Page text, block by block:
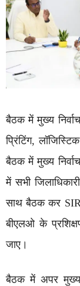
बैठक में मुख्य
प्रिंटिंग,
बैठक में मुख्य
में सभी
साथ बैठक कर SIR
बीएलओ के
जाए।
बैठक में अपर मुख्य